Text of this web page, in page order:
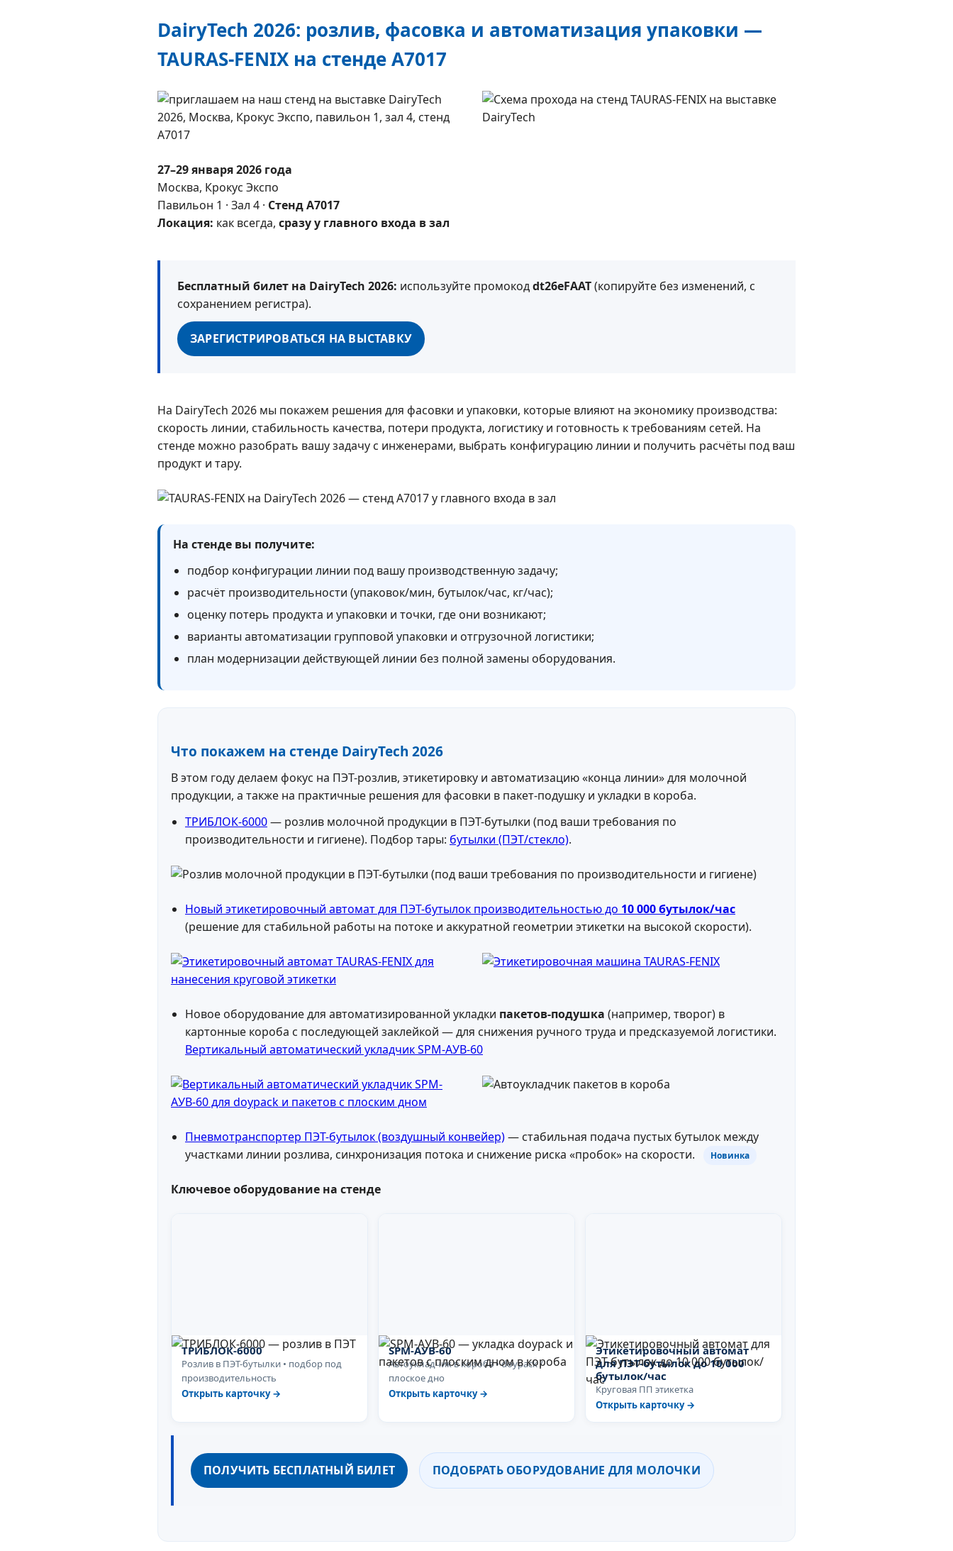
DairyTech 2026: розлив, фасовка и автоматизация упаковки —
TAURAS-FENIX на стенде A7017
27–29 января 2026 года
Москва, Крокус Экспо
Павильон 1 · Зал 4 · Стенд A7017
Локация: как всегда, сразу у главного входа в зал
Бесплатный билет на DairyTech 2026: используйте промокодdt26eFAAT(копируйте без изменений, с
сохранением регистра).
ЗАРЕГИСТРИРОВАТЬСЯ НА ВЫСТАВКУ
На DairyTech 2026 мы покажем решения для фасовки и упаковки, которые влияют на экономику производства:
скорость линии, стабильность качества, потери продукта, логистику и готовность к требованиям сетей. На
стенде можно разобрать вашу задачу с инженерами, выбрать конфигурацию линии и получить расчёты под ваш
продукт и тару.
На стенде вы получите:
подбор конфигурации линии под вашу производственную задачу;
расчёт производительности (упаковок/мин, бутылок/час, кг/час);
оценку потерь продукта и упаковки и точки, где они возникают;
варианты автоматизации групповой упаковки и отгрузочной логистики;
план модернизации действующей линии без полной замены оборудования.
Что покажем на стенде DairyTech 2026
В этом году делаем фокус на ПЭТ-розлив, этикетировку и автоматизацию «конца линии» для молочной
продукции, а также на практичные решения для фасовки в пакет-подушку и укладки в короба.
ТРИБЛОК-6000— розлив молочной продукции в ПЭТ-бутылки (под ваши требования по
производительности и гигиене). Подбор тары: бутылки (ПЭТ/стекло).
Новый этикетировочный автомат для ПЭТ-бутылок производительностью до 10 000 бутылок/час
(решение для стабильной работы на потоке и аккуратной геометрии этикетки на высокой скорости).
Новое оборудование для автоматизированной укладки пакетов-подушка (например, творог) в
картонные короба с последующей заклейкой — для снижения ручного труда и предсказуемой логистики.
Вертикальный автоматический укладчик SPM-АУВ-60
Пневмотранспортер ПЭТ-бутылок (воздушный конвейер)— стабильная подача пустых бутылок между
участками линии розлива, синхронизация потока и снижение риска «пробок» на скорости.
Новинка
Ключевое оборудование на стенде
ТРИБЛОК-6000
Розлив в ПЭТ-бутылки • подбор под
производительность
Открыть карточку →
SPM-АУВ-60
Автоукладчик в короба • doypack /
плоское дно
Открыть карточку →
Этикетировочный автомат
для ПЭТ-бутылок до 10 000
бутылок/час
Круговая ПП этикетка
Открыть карточку →
ПОЛУЧИТЬ БЕСПЛАТНЫЙ БИЛЕТ ПОДОБРАТЬ ОБОРУДОВАНИЕ ДЛЯ МОЛОЧКИ